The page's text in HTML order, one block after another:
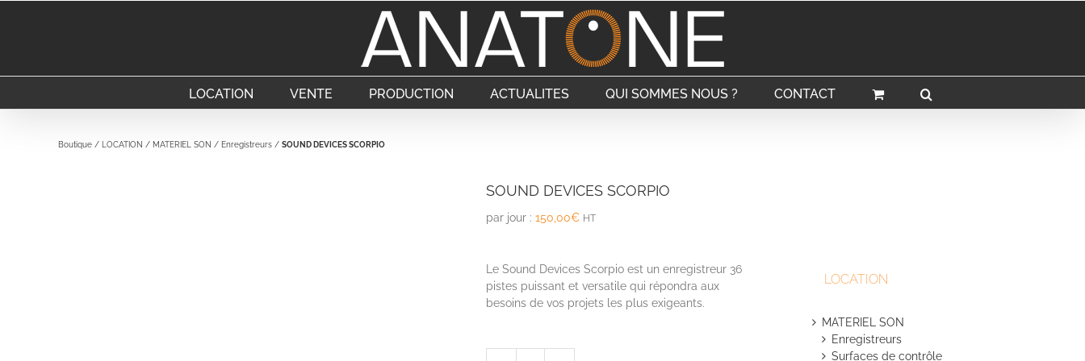
LOCATION VENTE PRODUCTION ACTUALITES QUI SOMMES NOUS ? CONTACT
Boutique / LOCATION / MATERIEL SON / Enregistreurs / SOUND DEVICES SCORPIO
SOUND DEVICES SCORPIO
par jour : 150,00€ HT
Le Sound Devices Scorpio est un enregistreur 36
pistes puissant et versatile qui répondra aux
besoins de vos projets les plus exigeants.
LOCATION
MATERIEL SON
Enregistreurs
Surfaces de contrôle